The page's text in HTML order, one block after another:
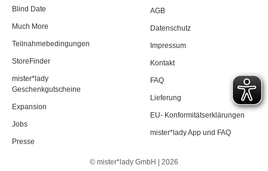
Blind Date
Much More
Teilnahmebedingungen
StoreFinder
mister*lady
Geschenkgutscheine
Expansion
Jobs
Presse
AGB
Datenschutz
Impressum
Kontakt
FAQ
Lieferung
EU- Konformitätserklärungen
mister*lady App und FAQ
© mister*lady GmbH | 2026